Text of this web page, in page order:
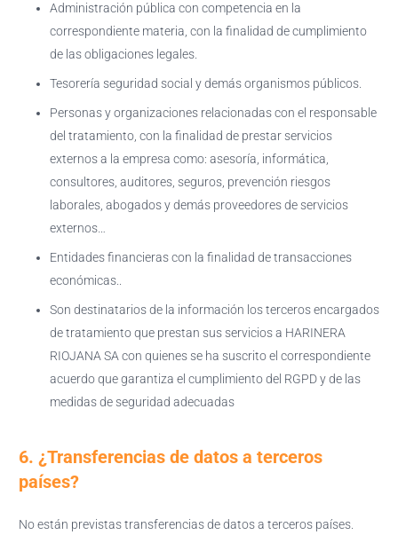
Administración pública con competencia en la
correspondiente materia, con la finalidad de cumplimiento
de las obligaciones legales.
Tesorería seguridad social y demás organismos públicos.
Personas y organizaciones relacionadas con el responsable
del tratamiento, con la finalidad de prestar servicios
externos a la empresa como: asesoría, informática,
consultores, auditores, seguros, prevención riesgos
laborales, abogados y demás proveedores de servicios
externos…
Entidades financieras con la finalidad de transacciones
económicas..
Son destinatarios de la información los terceros encargados
de tratamiento que prestan sus servicios a HARINERA
RIOJANA SA con quienes se ha suscrito el correspondiente
acuerdo que garantiza el cumplimiento del RGPD y de las
medidas de seguridad adecuadas
6. ¿Transferencias de datos a terceros
países?
No están previstas transferencias de datos a terceros países.